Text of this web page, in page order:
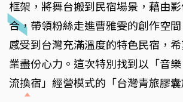
框架，將舞台搬到民宿場景，藉由
合，帶領粉絲走進曹雅雯的創作空
感受到台灣充滿溫度的特色民宿，
業盡份心力。這次特別找到以「音
流換宿」經營模式的「台灣青旅膠囊